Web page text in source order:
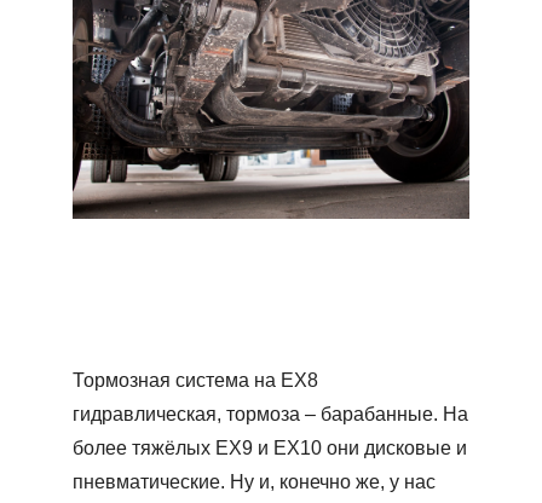
Тормозная система на ЕХ8
гидравлическая, тормоза – барабанные. На
более тяжёлых ЕХ9 и ЕХ10 они дисковые и
пневматические. Ну и, конечно же, у нас